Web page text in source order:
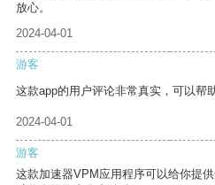
放心。
2024-04-01
游客
这款app的用户评论非常真实，可以帮
2024-04-01
游客
这款加速器VPM应用程序可以给你提